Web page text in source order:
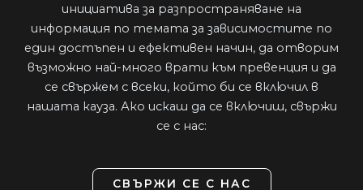
инициатива за разпространяване на
информация по темата за зависимостите по
един достъпен и ефективен начин, да отворим
възможно най-много врати към превенция и да
се свържем с всеки, който би се включил в
нашата кауза. Ако искаш да се включиш, свържи
се с нас:
СВЪРЖИ СЕ С НАС